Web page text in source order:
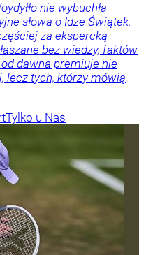
nie wybuchła
słowa o Idze Świątek.
za ekspercką
bez wiedzy, faktów
dawna premiuje nie
lecz tych, którzy mówią
Tylko u Nas